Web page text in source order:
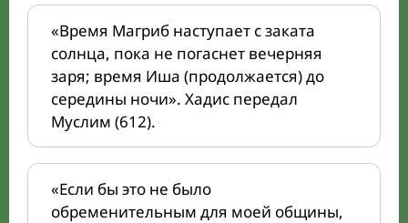
«Время Магриб наступает с заката
солнца, пока не погаснет вечерняя
заря; время Иша (продолжается) до
середины ночи». Хадис передал
Муслим (612).
«Если бы это не было
обременительным для моей общины,